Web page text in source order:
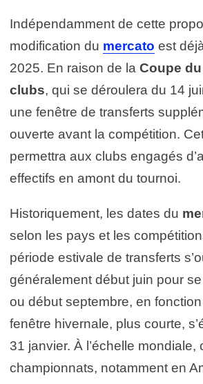
Indépendamment de cette
modification du mercato est
2025. En raison de la Coupe
clubs, qui se déroulera du 14
une fenêtre de transferts
ouverte avant la compétition.
permettra aux clubs engagés
effectifs en amont du tournoi.
Historiquement, les dates du
selon les pays et les
période estivale de transferts
généralement début juin pour
ou début septembre, en
fenêtre hivernale, plus courte,
31 janvier. À l’échelle mondiale,
championnats, notamment en